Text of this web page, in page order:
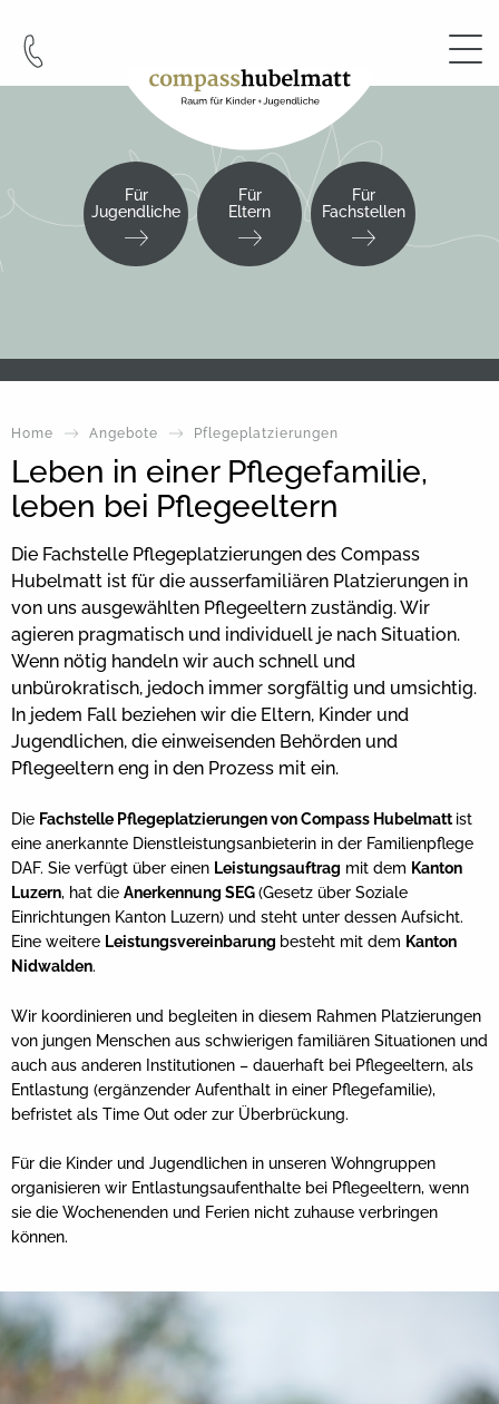
Für
Jugendliche
Für
Eltern
Für
Fachstellen
Home Angebote Pflegeplatzierungen
Leben in einer Pflegefamilie,
leben bei Pflegeeltern
Die Fachstelle Pflegeplatzierungen des Compass
Hubelmatt ist für die ausserfamiliären Platzierungen in
von uns ausgewählten Pflegeeltern zuständig. Wir
agieren pragmatisch und individuell je nach Situation.
Wenn nötig handeln wir auch schnell und
unbürokratisch, jedoch immer sorgfältig und umsichtig.
In jedem Fall beziehen wir die Eltern, Kinder und
Jugendlichen, die einweisenden Behörden und
Pflegeeltern eng in den Prozess mit ein.
Die Fachstelle Pflegeplatzierungen von Compass Hubelmattist
eine anerkannte Dienstleistungsanbieterin in der Familienpflege
DAF. Sie verfügt über einen Leistungsauftrag mit dem Kanton
Luzern, hat die Anerkennung SEG(Gesetz über Soziale
Einrichtungen Kanton Luzern) und steht unter dessen Aufsicht.
Eine weitere Leistungsvereinbarung besteht mit dem Kanton
Nidwalden.
Wir koordinieren und begleiten in diesem Rahmen Platzierungen
von jungen Menschen aus schwierigen familiären Situationen und
auch aus anderen Institutionen – dauerhaft bei Pflegeeltern, als
Entlastung (ergänzender Aufenthalt in einer Pflegefamilie),
befristet als Time Out oder zur Überbrückung.
Für die Kinder und Jugendlichen in unseren Wohngruppen
organisieren wir Entlastungsaufenthalte bei Pflegeeltern, wenn
sie die Wochenenden und Ferien nicht zuhause verbringen
können.